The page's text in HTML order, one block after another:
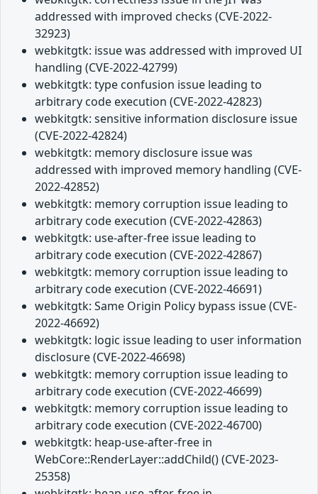
addressed with improved checks (CVE-2022-
32923)
webkitgtk: issue was addressed with improved UI
handling (CVE-2022-42799)
webkitgtk: type confusion issue leading to
arbitrary code execution (CVE-2022-42823)
webkitgtk: sensitive information disclosure issue
(CVE-2022-42824)
webkitgtk: memory disclosure issue was
addressed with improved memory handling (CVE-
2022-42852)
webkitgtk: memory corruption issue leading to
arbitrary code execution (CVE-2022-42863)
webkitgtk: use-after-free issue leading to
arbitrary code execution (CVE-2022-42867)
webkitgtk: memory corruption issue leading to
arbitrary code execution (CVE-2022-46691)
webkitgtk: Same Origin Policy bypass issue (CVE-
2022-46692)
webkitgtk: logic issue leading to user information
disclosure (CVE-2022-46698)
webkitgtk: memory corruption issue leading to
arbitrary code execution (CVE-2022-46699)
webkitgtk: memory corruption issue leading to
arbitrary code execution (CVE-2022-46700)
webkitgtk: heap-use-after-free in
WebCore::RenderLayer::addChild() (CVE-2023-
25358)